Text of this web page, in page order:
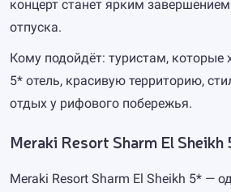
концерт станет ярким
отпуска.
Кому подойдёт: туристам, которые
5* отель, красивую территорию,
отдых у рифового побережья.
Meraki Resort Sharm El Sheikh
Meraki Resort Sharm El Sheikh 5* —